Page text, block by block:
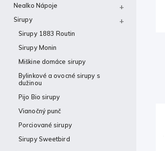
Nealko Nápoje
Sirupy
Sirupy 1883 Routin
Sirupy Monin
Miškine domáce sirupy
Bylinkové a ovocné sirupy s
dužinou
Pijo Bio sirupy
Vianočný punč
Porciované sirupy
Sirupy Sweetbird